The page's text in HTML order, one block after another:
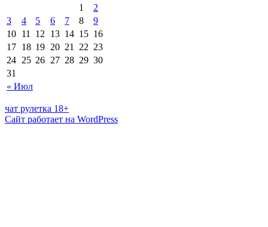
« Июл
1
2
3
4 5 6 7 8
9
10 11 12 13 14 15 16
17 18 19 20 21 22 23
24 25 26 27 28 29 30
31
чат рулетка 18+
Сайт работает на WordPress